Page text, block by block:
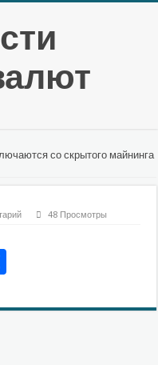
со скрытого майнинга
48 Просмотры